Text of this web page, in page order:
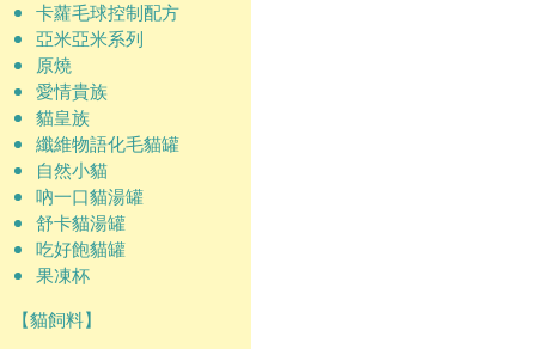
卡蘿毛球控制配方
亞米亞米系列
原燒
愛情貴族
貓皇族
纖維物語化毛貓罐
自然小貓
吶一口貓湯罐
舒卡貓湯罐
吃好飽貓罐
果凍杯
【貓飼料】